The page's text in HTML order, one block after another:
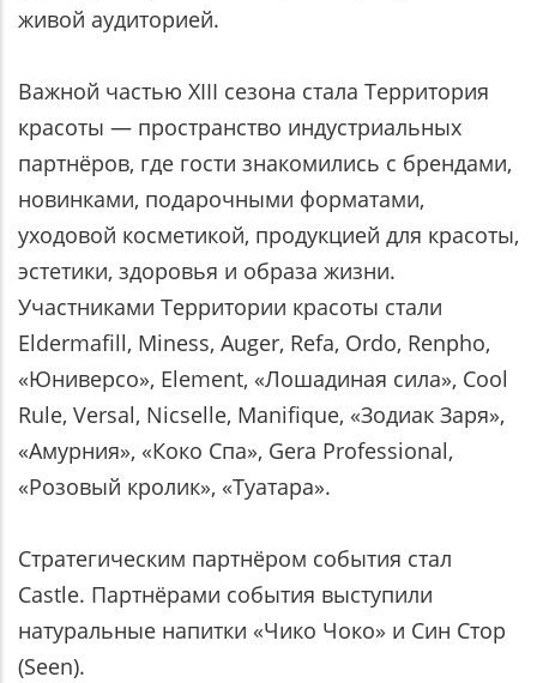
живой аудиторией.
Важной частью XIII сезона стала Территория
красоты — пространство индустриальных
партнёров, где гости знакомились с брендами,
новинками, подарочными форматами,
уходовой косметикой, продукцией для красоты,
эстетики, здоровья и образа жизни.
Участниками Территории красоты стали
Eldermafill, Miness, Auger, Refa, Ordo, Renpho,
«Юниверсо», Element, «Лошадиная сила», Cool
Rule, Versal, Nicselle, Manifique, «Зодиак Заря»,
«Амурния», «Коко Спа», Gera Professional,
«Розовый кролик», «Туатара».
Стратегическим партнёром события стал
Castle. Партнёрами события выступили
натуральные напитки «Чико Чоко» и Син Стор
(Seen).